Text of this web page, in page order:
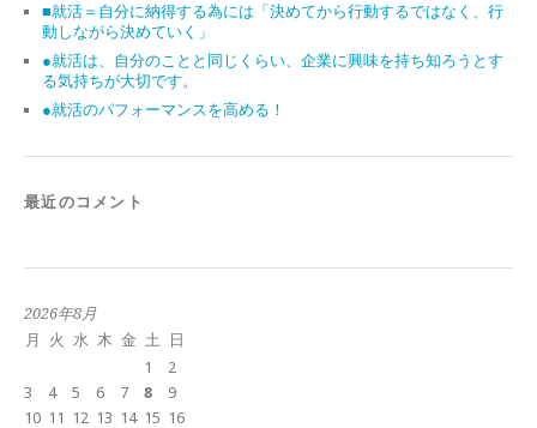
■就活＝自分に納得する為には「決めてから行動するではなく、行
動しながら決めていく」
●就活は、自分のことと同じくらい、企業に興味を持ち知ろうとす
る気持ちが大切です。
●就活のパフォーマンスを高める！
最近のコメント
2026年8月
月
火 水 木 金 土 日
1
2
3
4 5 6 7 8
9
10 11 12 13 14 15 16